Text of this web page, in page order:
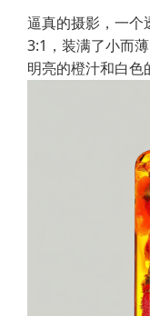
逼真的摄影，一个
3:1，装满了小而
明亮的橙汁和白色